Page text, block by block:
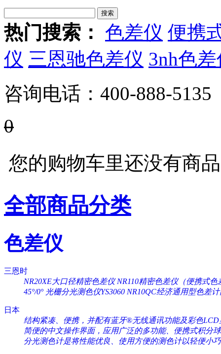
热门搜索： 色差仪 便携
仪 三恩驰色差仪 3nh色
咨询电话： 400-888-5135
0
您的购物车里还没有商
全部商品分类
色差仪
三恩时
NR20XE大口径精密色差仪 NR110精密色差仪（便携式色
45°/0° 光栅分光测色仪YS3060 NR10QC经济通用型色差
日本
结构紧凑、便携，并配有蓝牙®无线通讯功能及彩色LCD
简便的中文操作界面，应用广泛的多功能、便携式积分
分光测色计是将性能优良、使用方便的测色计以轻便小